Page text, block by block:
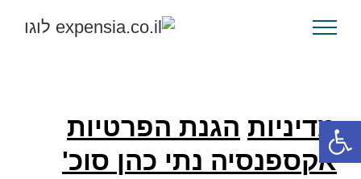
פתח סרגל נגישות
לתוכן
מדיניות הגנת הפרטיות
אקספנסיה נתי כהן סוכ'